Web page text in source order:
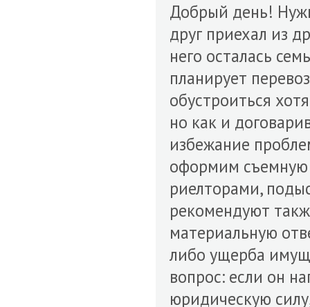
Добрый день!
друг приехал из
него осталась
планирует
обустроиться
но как и
избежание
оформим съемную
риелторами,
рекомендуют
материальную
либо ущерба
вопрос: если он
юридическую